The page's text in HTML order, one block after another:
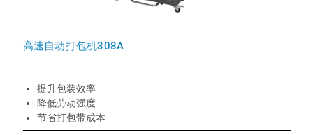
高速自动打包机308A
提升包装效率
降低劳动强度
节省打包带成本